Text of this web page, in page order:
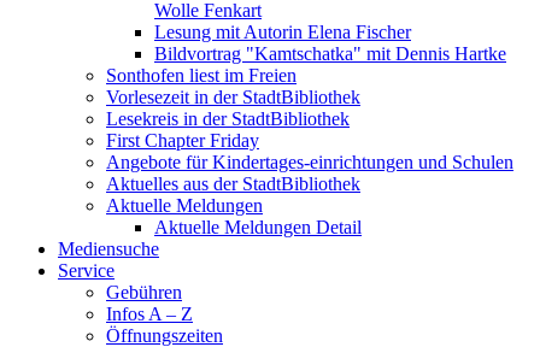
Wolle Fenkart
Lesung mit Autorin Elena Fischer
Bildvortrag "Kamtschatka" mit Dennis Hartke
Sonthofen liest im Freien
Vorlesezeit in der StadtBibliothek
Lesekreis in der StadtBibliothek
First Chapter Friday
Angebote für Kindertages-einrichtungen und Schulen
Aktuelles aus der StadtBibliothek
Aktuelle Meldungen
Aktuelle Meldungen Detail
Mediensuche
Service
Gebühren
Infos A – Z
Öffnungszeiten